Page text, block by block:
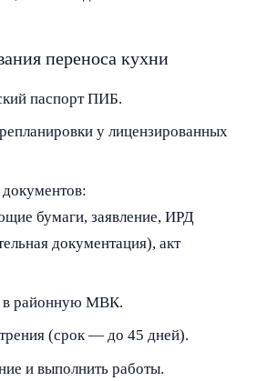
переноса кухни
паспорт ПИБ.
у лицензированных
документов:
бумаги, заявление, ИРД
документация), акт
в районную МВК.
(срок — до 45 дней).
и выполнить работы.